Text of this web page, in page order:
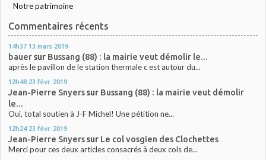
Notre patrimoine
Commentaires récents
14h37 13 mars 2019
bauersur Bussang (88) : la mairie veut démolir le...
après le pavillon de le station thermale c est autour du...
12h48 23 févr. 2019
Jean-Pierre Snyerssur Bussang (88) : la mairie veut démolir
le...
Oui, total soutien à J-F Michel! Une pétition ne...
12h24 23 févr. 2019
Jean-Pierre Snyerssur Le col vosgien des Clochettes
Merci pour ces deux articles consacrés à deux cols de...